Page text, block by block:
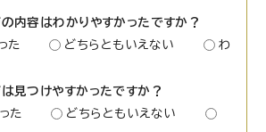
の内容はわかりやすかったですか？
た
どちらともいえない
わ
は見つけやすかったですか？
った
どちらともいえない